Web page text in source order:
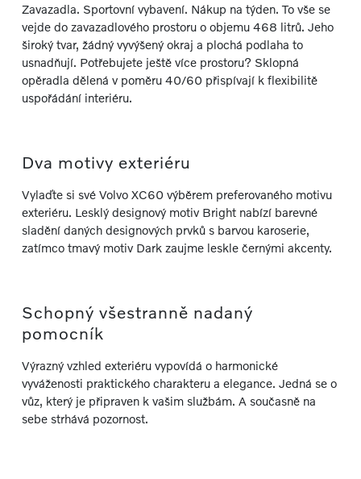
Zavazadla. Sportovní vybavení. Nákup na týden. To vše se
vejde do zavazadlového prostoru o objemu 468 litrů. Jeho
široký tvar, žádný vyvýšený okraj a plochá podlaha to
usnadňují. Potřebujete ještě více prostoru? Sklopná
opěradla dělená v poměru 40/60 přispívají k flexibilitě
uspořádání interiéru.
Dva motivy exteriéru
Vylaďte si své Volvo XC60 výběrem preferovaného motivu
exteriéru. Lesklý designový motiv Bright nabízí barevné
sladění daných designových prvků s barvou karoserie,
zatímco tmavý motiv Dark zaujme leskle černými akcenty.
Schopný všestranně nadaný
pomocník
Výrazný vzhled exteriéru vypovídá o harmonické
vyváženosti praktického charakteru a elegance. Jedná se o
vůz, který je připraven k vašim službám. A současně na
sebe strhává pozornost.